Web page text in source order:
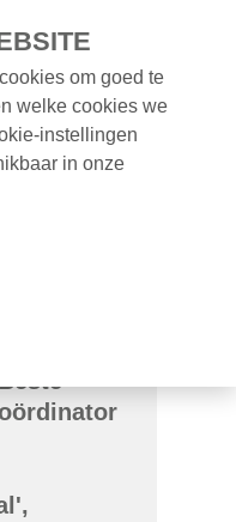
MENU
om goed te
welke cookies we
instellingen
in onze